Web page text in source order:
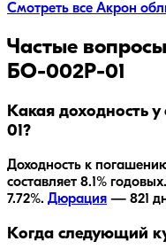
Смотреть все Акрон
Частые
БО-002P-01
Какая доходность
01?
Доходность к
составляет 8.1% годовых.
7.72%. Дюрация — 821
Когда следующий